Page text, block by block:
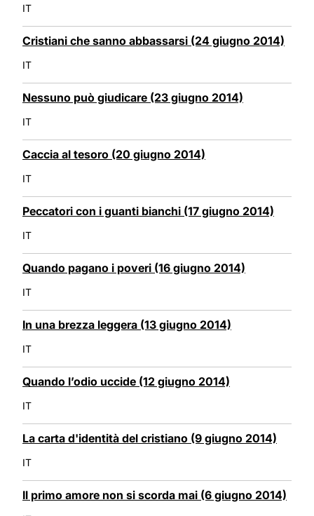
IT
Cristiani che sanno abbassarsi (24 giugno 2014)
IT
Nessuno può giudicare (23 giugno 2014)
IT
Caccia al tesoro (20 giugno 2014)
IT
Peccatori con i guanti bianchi (17 giugno 2014)
IT
Quando pagano i poveri (16 giugno 2014)
IT
In una brezza leggera (13 giugno 2014)
IT
Quando l’odio uccide (12 giugno 2014)
IT
La carta d'identità del cristiano (9 giugno 2014)
IT
Il primo amore non si scorda mai (6 giugno 2014)